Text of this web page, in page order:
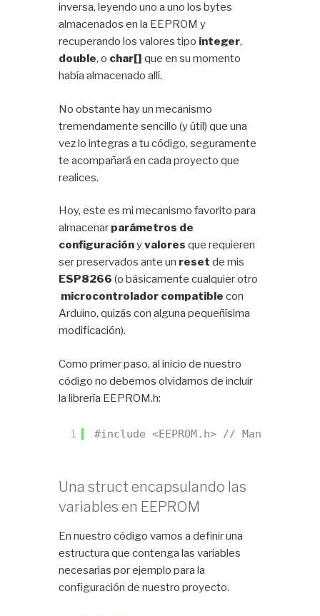
inversa, leyendo uno a uno los bytes
almacenados en la EEPROM y
recuperando los valores tipo integer,
double, o char[] que en su momento
había almacenado allí.
No obstante hay un mecanismo
tremendamente sencillo (y útil) que una
vez lo integras a tu código, seguramente
te acompañará en cada proyecto que
realices.
Hoy, este es mi mecanismo favorito para
almacenar parámetros de
configuraciónyvalores que requieren
ser preservados ante un reset de mis
ESP8266 (o básicamente cualquier otro
microcontrolador compatible con
Arduino, quizás con alguna pequeñísima
modificación).
Como primer paso, al inicio de nuestro
código no debemos olvidarnos de incluir
la librería EEPROM.h:
1 #include <EEPROM.h> // Manejo de la
Una struct encapsulando las
variables en EEPROM
En nuestro código vamos a definir una
estructura que contenga las variables
necesarias por ejemplo para la
configuración de nuestro proyecto.